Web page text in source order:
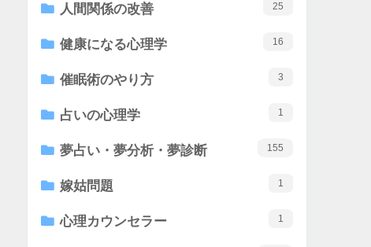
人間関係の改善 25
健康になる心理学 16
催眠術のやり方 3
占いの心理学 1
夢占い・夢分析・夢診断 155
嫁姑問題 1
心理カウンセラー 1